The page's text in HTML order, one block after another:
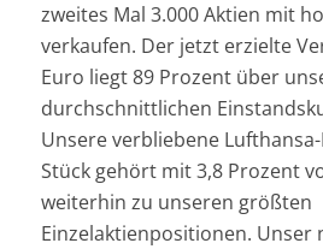
zweites Mal 3.000 Aktien mit
verkaufen. Der jetzt erzielte
Euro liegt 89 Prozent über
durchschnittlichen
Unsere verbliebene
Stück gehört mit 3,8 Prozent
weiterhin zu unseren größten
Einzelaktienpositionen. Unser